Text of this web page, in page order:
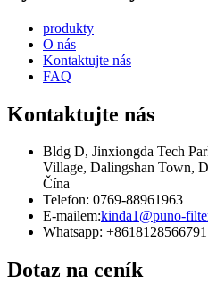
produkty
O nás
Kontaktujte nás
FAQ
Kontaktujte nás
Bldg D, Jinxiongda Tech
Village, Dalingshan Town,
Čína
Telefon: 0769-88961963
E-mailem:kinda1@puno-
Whatsapp: +8618128566791
Dotaz na ceník